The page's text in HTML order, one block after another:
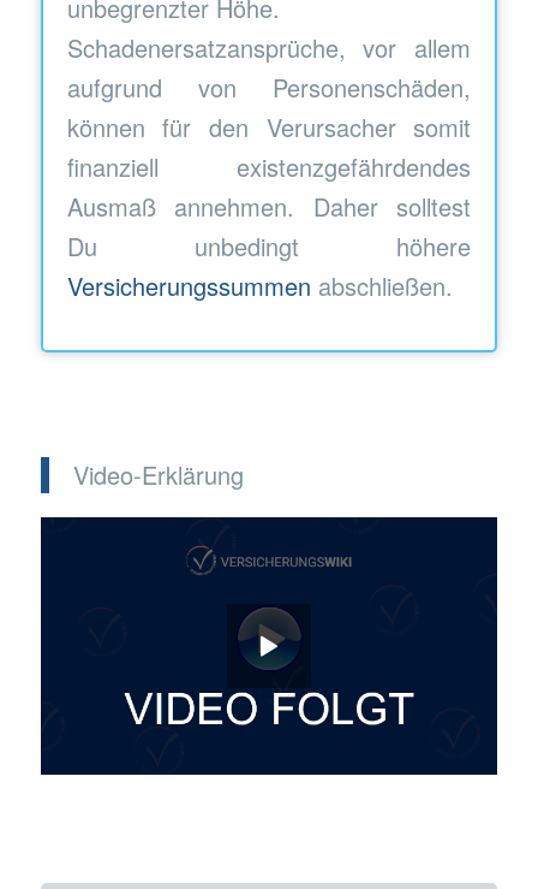
unbegrenzter Höhe.
Schadenersatzansprüche, vor allem
aufgrund von Personenschäden,
können für den Verursacher somit
finanziell existenzgefährdendes
Ausmaß annehmen. Daher solltest
Du unbedingt höhere
Versicherungssummen abschließen.
Video-Erklärung